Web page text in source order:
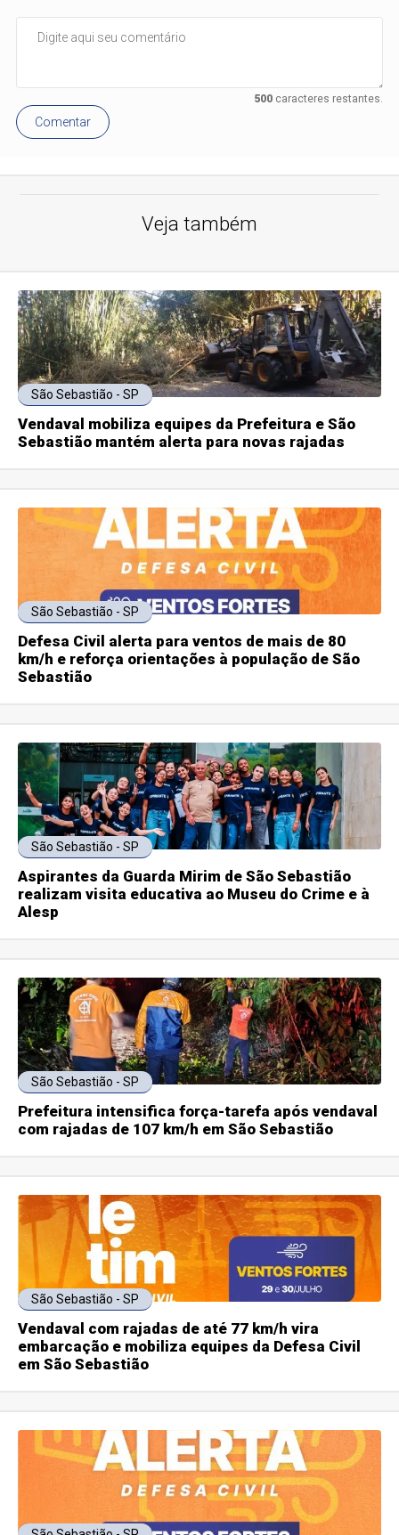
500caracteres restantes.
Comentar
Veja também
São Sebastião - SP
Vendaval mobiliza equipes da Prefeitura e São
Sebastião mantém alerta para novas rajadas
São Sebastião - SP
Defesa Civil alerta para ventos de mais de 80
km/h e reforça orientações à população de São
Sebastião
São Sebastião - SP
Aspirantes da Guarda Mirim de São Sebastião
realizam visita educativa ao Museu do Crime e à
Alesp
São Sebastião - SP
Prefeitura intensifica força-tarefa após vendaval
com rajadas de 107 km/h em São Sebastião
São Sebastião - SP
Vendaval com rajadas de até 77 km/h vira
embarcação e mobiliza equipes da Defesa Civil
em São Sebastião